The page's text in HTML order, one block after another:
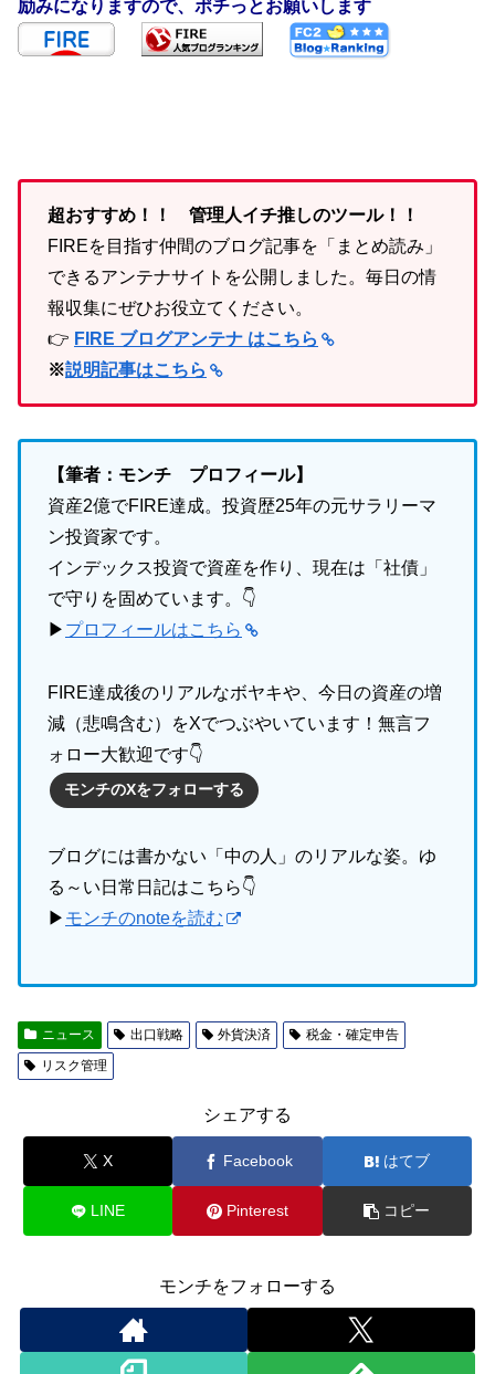
励みになりますので、ポチっとお願いします
超おすすめ！！ 管理人イチ推しのツール！！
FIREを目指す仲間のブログ記事を「まとめ読み」
できるアンテナサイトを公開しました。毎日の情
報収集にぜひお役立てください。
👉 FIRE ブログアンテナ はこちら
※説明記事はこちら
【筆者：モンチ プロフィール】
資産2億でFIRE達成。投資歴25年の元サラリーマ
ン投資家です。
インデックス投資で資産を作り、現在は「社債」
で守りを固めています。👇
▶ プロフィールはこちら
FIRE達成後のリアルなボヤキや、今日の資産の増
減（悲鳴含む）をXでつぶやいています！無言フ
ォロー大歓迎です👇
モンチのXをフォローする
ブログには書かない「中の人」のリアルな姿。ゆ
る～い日常日記はこちら👇
▶ モンチのnoteを読む
ニュース 出口戦略 外貨決済
税金・確定申告
リスク管理
シェアする
X Facebook はてブ
LINE Pinterest コピー
モンチをフォローする